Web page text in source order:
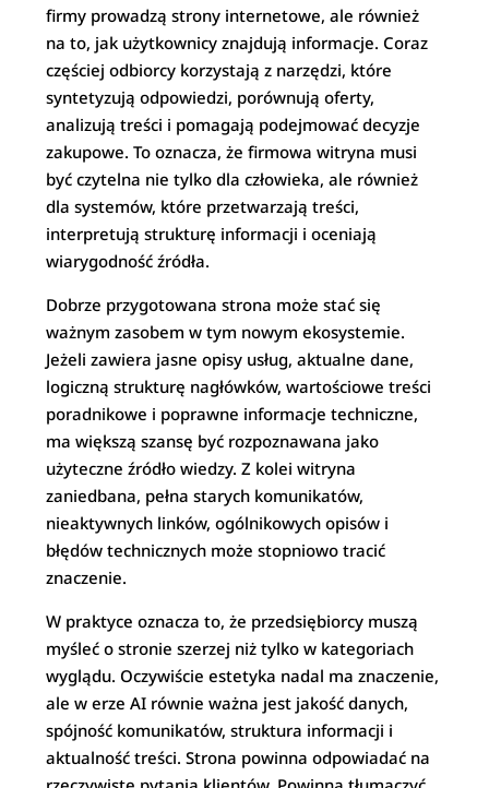
firmy prowadzą strony internetowe, ale również
na to, jak użytkownicy znajdują informacje. Coraz
częściej odbiorcy korzystają z narzędzi, które
syntetyzują odpowiedzi, porównują oferty,
analizują treści i pomagają podejmować decyzje
zakupowe. To oznacza, że firmowa witryna musi
być czytelna nie tylko dla człowieka, ale również
dla systemów, które przetwarzają treści,
interpretują strukturę informacji i oceniają
wiarygodność źródła.
Dobrze przygotowana strona może stać się
ważnym zasobem w tym nowym ekosystemie.
Jeżeli zawiera jasne opisy usług, aktualne dane,
logiczną strukturę nagłówków, wartościowe treści
poradnikowe i poprawne informacje techniczne,
ma większą szansę być rozpoznawana jako
użyteczne źródło wiedzy. Z kolei witryna
zaniedbana, pełna starych komunikatów,
nieaktywnych linków, ogólnikowych opisów i
błędów technicznych może stopniowo tracić
znaczenie.
W praktyce oznacza to, że przedsiębiorcy muszą
myśleć o stronie szerzej niż tylko w kategoriach
wyglądu. Oczywiście estetyka nadal ma znaczenie,
ale w erze AI równie ważna jest jakość danych,
spójność komunikatów, struktura informacji i
aktualność treści. Strona powinna odpowiadać na